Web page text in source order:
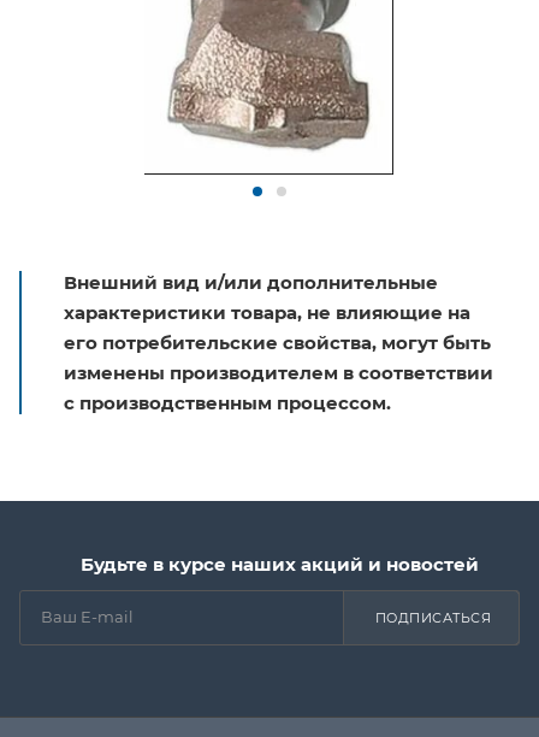
Внешний вид и/или дополнительные
характеристики товара, не влияющие на
его потребительские свойства, могут быть
изменены производителем в соответствии
с производственным процессом.
Будьте в курсе наших акций и новостей
ПОДПИСАТЬСЯ